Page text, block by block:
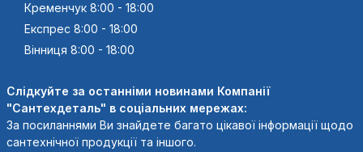
Кременчук 8:00 - 18:00
Експрес 8:00 - 18:00
Вінниця 8:00 - 18:00
Слідкуйте за останніми новинами Компанії
"Сантехдеталь" в соціальних мережах:
За посиланнями Ви знайдете багато цікавої інформації щодо
сантехнічної продукції та іншого.